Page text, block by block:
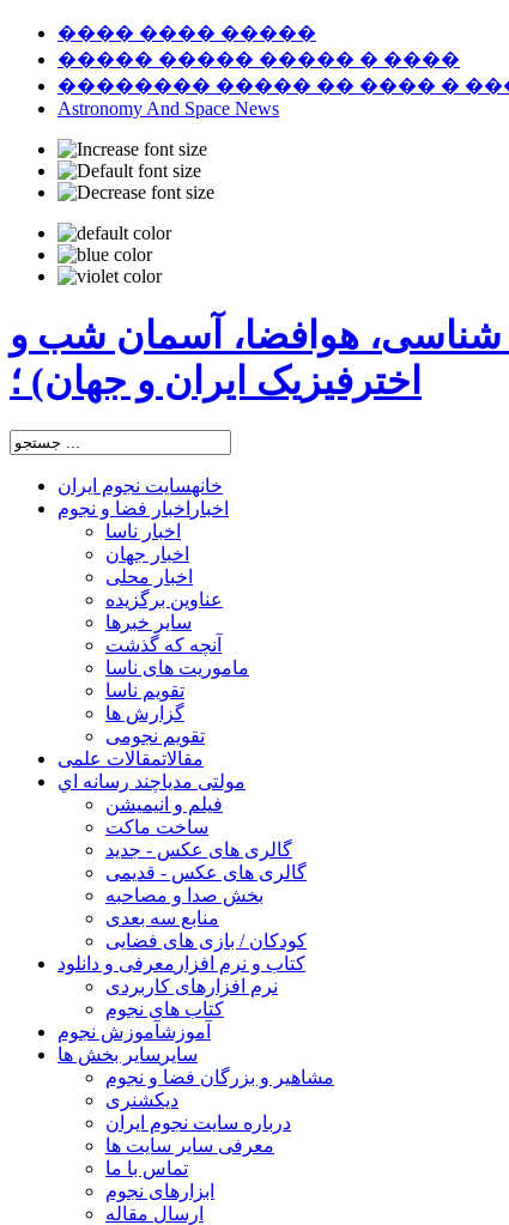
���� ���� �����
����� ����� ����� � ����
�������� ����� �� ���� �
Astronomy And Space News
شناسی، هوافضا، آسمان شب و
اخترفیزیک ایران و جهان) ؛
خانهسایت نجوم ایران
اخبار اخبار فضا و نجوم
اخبار ناسا
اخبار جهان
اخبار محلی
عناوین برگزیده
سایر خبرها
آنچه که گذشت
ماموریت های ناسا
تقویم ناسا
گزارش ها
تقویم نجومی
مقالاتمقالات علمی
مولتی مدیاچند رسانه اي
فیلم و انیمیشن
ساخت ماکت
گالری های عکس - جدید
گالری های عکس - قدیمی
بخش صدا و مصاحبه
منابع سه بعدی
کودکان / بازی های فضایی
کتاب و نرم افزار معرفی و دانلود
نرم افزارهای کاربردی
کتاب های نجوم
آموزشآموزش نجوم
سایر سایر بخش ها
مشاهیر و بزرگان فضا و نجوم
دیکشنری
درباره سایت نجوم ایران
معرفی سایر سایت ها
تماس با ما
ابزارهای نجوم
ارسال مقاله